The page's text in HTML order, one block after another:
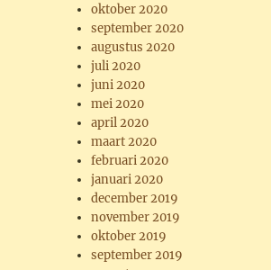
oktober 2020
september 2020
augustus 2020
juli 2020
juni 2020
mei 2020
april 2020
maart 2020
februari 2020
januari 2020
december 2019
november 2019
oktober 2019
september 2019